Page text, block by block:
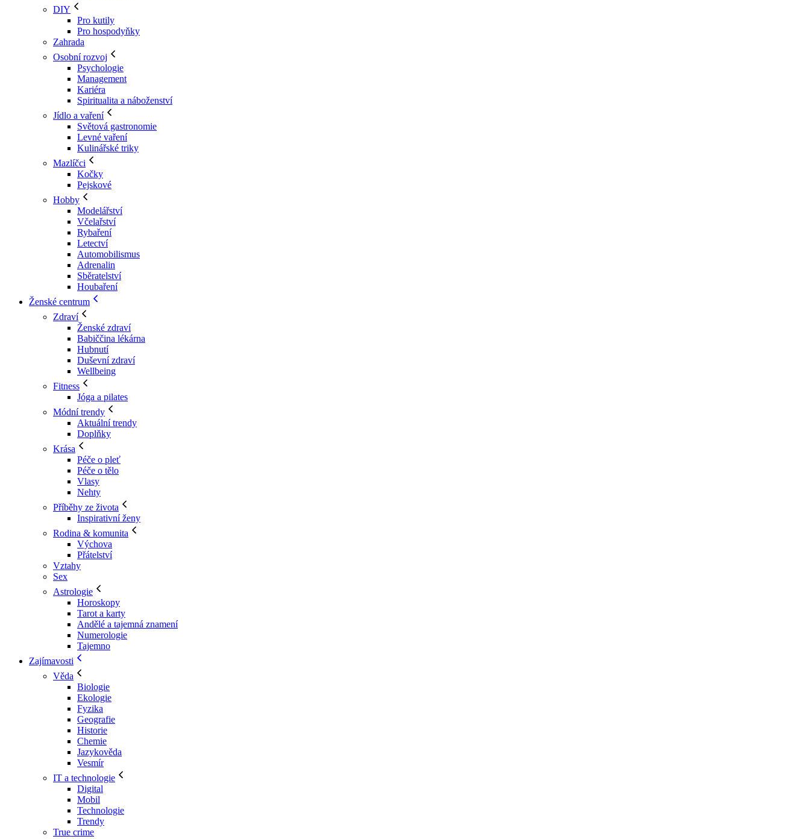
DIY
Pro kutily
Pro hospodyňky
Zahrada
Osobní rozvoj
Psychologie
Management
Kariéra
Spiritualita a náboženství
Jídlo a vaření
Světová gastronomie
Levné vaření
Kulinářské triky
Mazlíčci
Kočky
Pejskové
Hobby
Modelářství
Včelařství
Rybaření
Letectví
Automobilismus
Adrenalin
Sběratelství
Houbaření
Ženské centrum
Zdraví
Ženské zdraví
Babiččina lékárna
Hubnutí
Duševní zdraví
Wellbeing
Fitness
Jóga a pilates
Módní trendy
Aktuální trendy
Doplňky
Krása
Péče o pleť
Péče o tělo
Vlasy
Nehty
Příběhy ze života
Inspirativní ženy
Rodina & komunita
Výchova
Přátelství
Vztahy
Sex
Astrologie
Horoskopy
Tarot a karty
Andělé a tajemná znamení
Numerologie
Tajemno
Zajímavosti
Věda
Biologie
Ekologie
Fyzika
Geografie
Historie
Chemie
Jazykověda
Vesmír
IT a technologie
Digital
Mobil
Technologie
Trendy
True crime